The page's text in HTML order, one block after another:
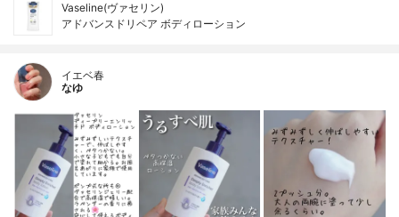
Vaseline(ヴァセリン)
アドバンスドリペア ボディローション
イエベ春
なゆ